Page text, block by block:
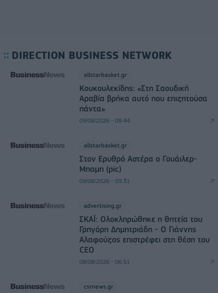
DIRECTION BUSINESS NETWORK
allstarbasket.gr
Κουκουλεκίδης: «Στη Σαουδική
Αραβία βρήκα αυτό που επιζητούσα
πάντα»
09/08/2026 - 09:44
allstarbasket.gr
Στον Ερυθρό Αστέρα ο Γουάιλερ-
Μπαμπ (pic)
09/08/2026 - 09:31
advertising.gr
ΣΚΑΪ: Ολοκληρώθηκε η θητεία του
Γρηγόρη Δημητριάδη - Ο Γιάννης
Αλαφούζος επιστρέφει στη θέση του
CEO
08/08/2026 - 06:51
csrnews.gr